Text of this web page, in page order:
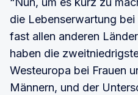
die Lebenserwartung
fast allen anderen
haben die
Westeuropa bei Frauen
Männern, und der